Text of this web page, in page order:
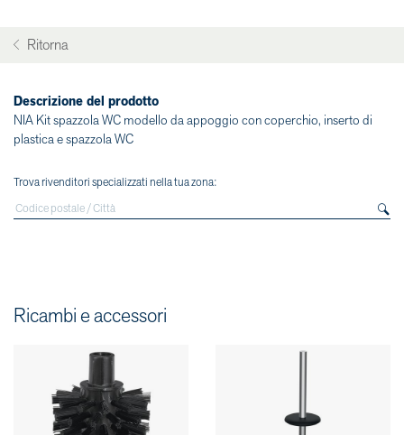
Ritorna
Descrizione del prodotto
NIA Kit spazzola WC modello da appoggio con coperchio, inserto di
plastica e spazzola WC
Trova rivenditori specializzati nella tua zona:
Ricambi e accessori